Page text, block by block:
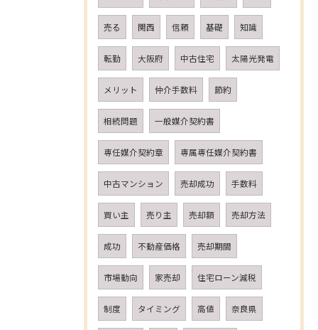
売る 関西 信頼 基礎 知識
転勤 大阪府 中古住宅 太陽光発電
メリット 仲介手数料 節約
相続問題 一般媒介契約書
専任媒介契約章 専属専任媒介契約書
中古マンション 売却成功 手数料
買い主 売り主 売却額 売却方法
成功 不動産価格 売却期間
市場動向 家売却 住宅ローン減税
制度 タイミング 高値 奈良県